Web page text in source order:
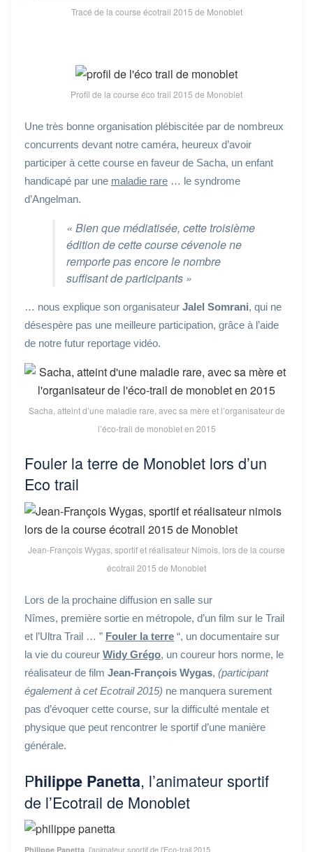
Tracé de la course écotrail 2015 de Monoblet
Profil de la course éco trail 2015 de Monoblet
Une très bonne organisation plébiscitée par de nombreux
concurrents devant notre caméra, heureux d’avoir
participer à cette course en faveur de Sacha, un enfant
handicapé par une maladie rare … le syndrome
d’Angelman.
« Bien que médiatisée, cette troisième
édition de cette course cévenole ne
remporte pas encore le nombre
suffisant de participants »
… nous explique son organisateur Jalel Somrani, qui ne
désespère pas une meilleure participation, grâce à l’aide
de notre futur reportage vidéo.
Sacha, atteint d’une maladie rare, avec sa mère et l’organisateur de
l’éco-trail de monoblet en 2015
Fouler la terre de Monoblet lors d’un
Eco trail
Jean-François Wygas, sportif et réalisateur Nîmois, lors de la course
écotrail 2015 de Monoblet
Lors de la prochaine diffusion en salle sur
Nîmes, première sortie en métropole, d’un film sur le Trail
et l’Ultra Trail … ” Fouler la terre “, un documentaire sur
la vie du coureur Widy Grégo, un coureur hors norme, le
réalisateur de film Jean-François Wygas, (participant
également à cet Ecotrail 2015) ne manquera surement
pas d’évoquer cette course, sur la difficulté mentale et
physique que peut rencontrer le sportif d’une manière
générale.
Philippe Panetta, l’animateur sportif
de l’Ecotrail de Monoblet
Philippe Panetta , l’animateur sportif de l’Eco-trail 2015